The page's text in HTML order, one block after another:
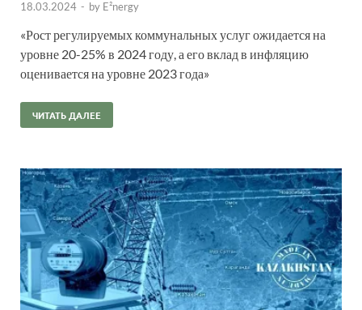
18.03.2024 - by E²nergy
«Рост регулируемых коммунальных услуг ожидается на
уровне 20-25% в 2024 году, а его вклад в инфляцию
оценивается на уровне 2023 года»
ЧИТАТЬ ДАЛЕЕ